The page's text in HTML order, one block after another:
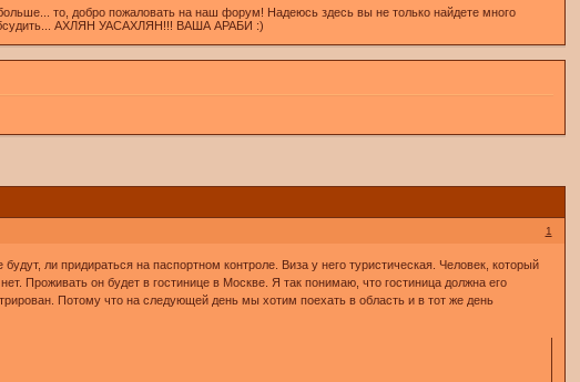
то, добро пожаловать на наш форум! Надеюсь здесь вы не только найдете много
обсудить... АХЛЯН УАСАХЛЯН!!! ВАША АРАБИ :)
1
ли придираться на паспортном контроле. Виза у него туристическая. Человек, который
Проживать он будет в гостинице в Москве. Я так понимаю, что гостиница должна его
Потому что на следующей день мы хотим поехать в область и в тот же день